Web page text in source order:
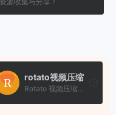
rotato视频压缩
Rotato 视频压缩（Rotato Com...